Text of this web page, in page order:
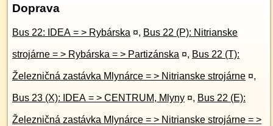
Doprava
Bus 22: IDEA = > Rybárska ¤, Bus 22 (P): Nitrianske
strojárne = > Rybárska = > Partizánska ¤, Bus 22 (T):
Železničná zastávka Mlynárce = > Nitrianske strojárne ¤,
Bus 23 (X): IDEA = > CENTRUM, Mlyny ¤, Bus 22 (E):
Železničná zastávka Mlynárce = > Nitrianske strojárne = >